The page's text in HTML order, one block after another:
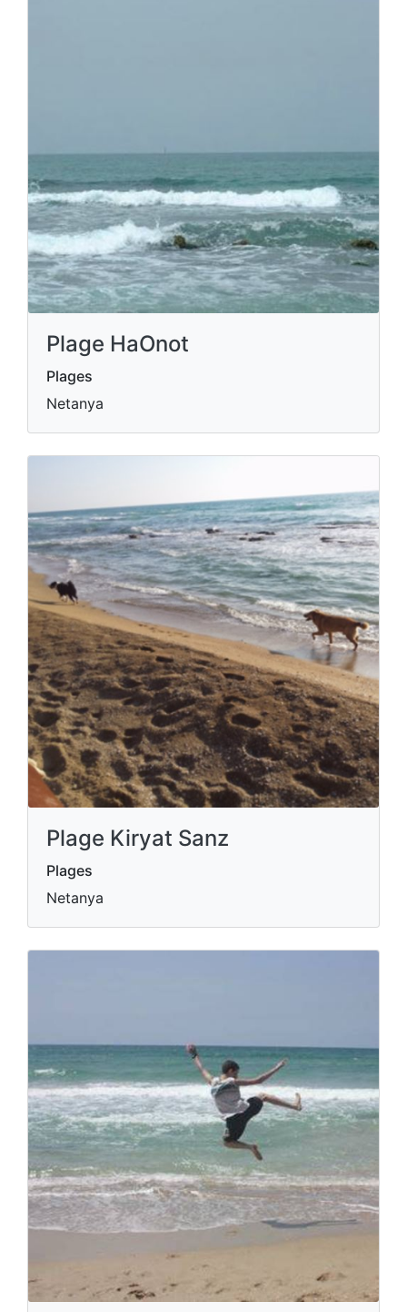
Plage HaOnot
Plages
Netanya
Plage Kiryat Sanz
Plages
Netanya